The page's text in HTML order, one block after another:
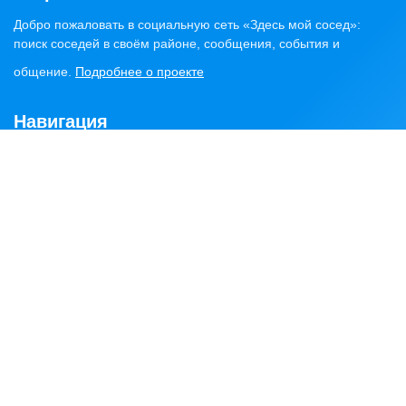
Добро пожаловать в социальную сеть «Здесь мой сосед»:
поиск соседей в своём районе, сообщения, события и
общение. Подробнее о проекте
Навигация